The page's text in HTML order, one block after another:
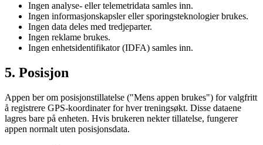
Ingen analyse- eller telemetridata samles inn.
Ingen informasjonskapsler eller sporingsteknologier brukes.
Ingen data deles med tredjeparter.
Ingen reklame brukes.
Ingen enhetsidentifikator (IDFA) samles inn.
5. Posisjon
Appen ber om posisjonstillatelse ("Mens appen brukes") for valgfritt
å registrere GPS-koordinater for hver treningsøkt. Disse dataene
lagres bare på enheten. Hvis brukeren nekter tillatelse, fungerer
appen normalt uten posisjonsdata.